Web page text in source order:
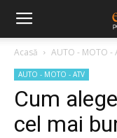
Acasă AUTO - MOTO -
AUTO - MOTO - ATV
Cum
cel mai